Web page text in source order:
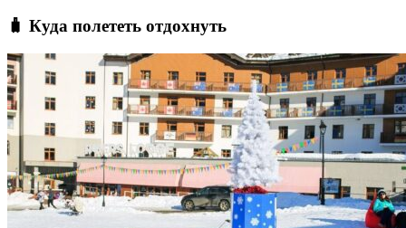
🧳 Куда полететь отдохнуть